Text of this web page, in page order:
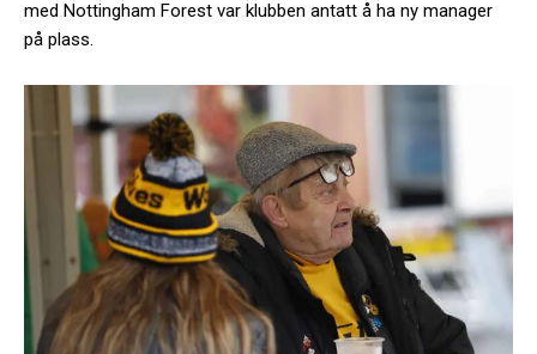
med Nottingham Forest var klubben antatt å ha ny manager
på plass.